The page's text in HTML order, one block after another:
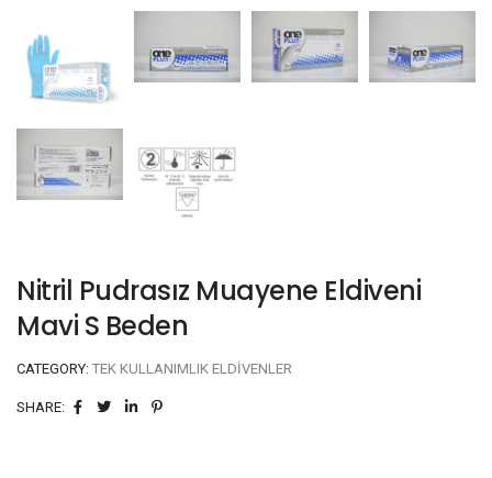
Nitril Pudrasız Muayene Eldiveni
Mavi S Beden
CATEGORY: TEK KULLANIMLIK ELDIVENLER
SHARE: